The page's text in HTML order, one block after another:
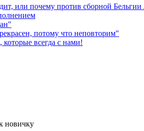
или почему против сборной Бельгии
потому что неповторим"
всегда с нами!
новичку